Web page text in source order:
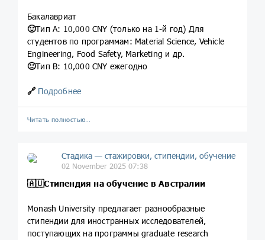
Бакалавриат
🙂Тип A: 10,000 CNY (только на 1-й год) Для
студентов по программам: Material Science, Vehicle
Engineering, Food Safety, Marketing и др.
🙂Тип B: 10,000 CNY ежегодно
🔗 Подробнее
Читать полностью…
Стадика — стажировки, стипендии, обучение
02 November 2025 07:38
🇦🇺Стипендия на обучение в Австралии
Monash University предлагает разнообразные
стипендии для иностранных исследователей,
поступающих на программы graduate research